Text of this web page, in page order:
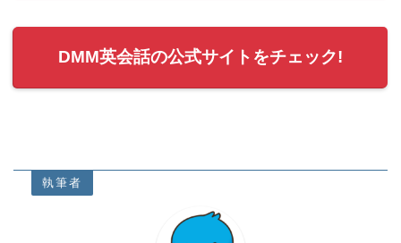
DMM英会話の公式サイトをチェック!
執筆者